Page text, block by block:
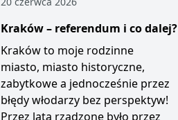
Kraków – referendum i co dalej?
Kraków to moje rodzinne
miasto, miasto historyczne,
zabytkowe a jednocześnie przez
błędy włodarzy bez perspektyw!
Przez lata rządzone było przez